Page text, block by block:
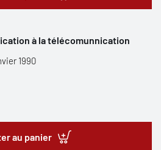
à la télécomunnication
1990
au panier